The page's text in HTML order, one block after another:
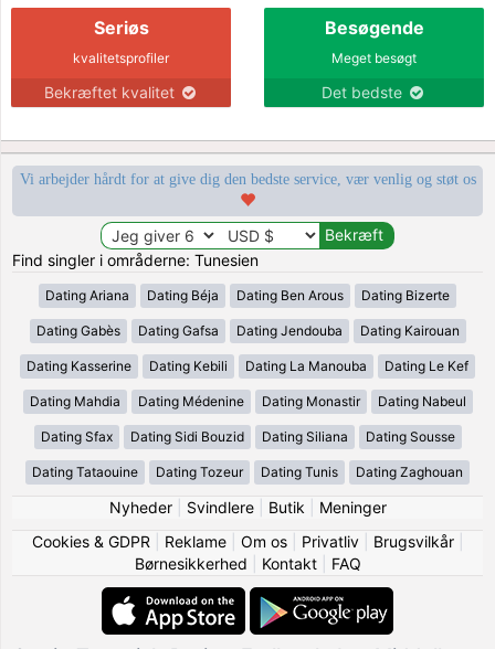
Seriøs
kvalitetsprofiler
Bekræftet kvalitet
Besøgende
Meget besøgt
Det bedste
Vi arbejder hårdt for at give dig den bedste service, vær venlig og støt os
Find singler i områderne: Tunesien
Dating Ariana Dating Béja Dating Ben Arous Dating Bizerte
Dating Gabès Dating Gafsa Dating Jendouba Dating Kairouan
Dating Kasserine Dating Kebili Dating La Manouba Dating Le Kef
Dating Mahdia Dating Médenine Dating Monastir Dating Nabeul
Dating Sfax Dating Sidi Bouzid Dating Siliana Dating Sousse
Dating Tataouine Dating Tozeur Dating Tunis Dating Zaghouan
Nyheder| Svindlere| Butik
Meninger
Cookies & GDPR
Reklame| Om os| Privatliv| Brugsvilkår|
Børnesikkerhed
Kontakt| FAQ